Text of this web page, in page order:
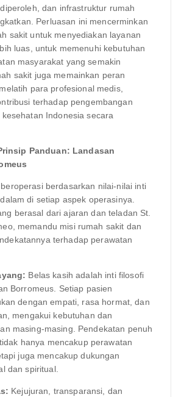
dan infrastruktur rumah
Perluasan ini mencerminkan
sakit untuk menyediakan layanan
luas, untuk memenuhi kebutuhan
masyarakat yang semakin
sakit juga memainkan peran
para profesional medis,
terhadap pengembangan
Indonesia secara
Panduan: Landasan
berdasarkan nilai-nilai inti
di setiap aspek operasinya.
berasal dari ajaran dan teladan St.
memandu misi rumah sakit dan
terhadap perawatan
Belas kasih adalah inti filosofi
Borromeus. Setiap pasien
dengan empati, rasa hormat, dan
mengakui kebutuhan dan
masing-masing. Pendekatan penuh
hanya mencakup perawatan
juga mencakup dukungan
dan spiritual.
Kejujuran, transparansi, dan